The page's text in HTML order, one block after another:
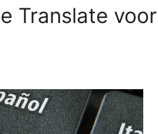
Translate voor